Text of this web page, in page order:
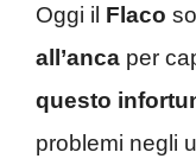
Oggi il Flaco
all’anca per
questo
problemi negli